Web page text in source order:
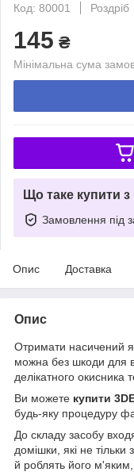
Код: 80001
Роздріб
145 ₴
Мінімальна сума
Що таке купити
Замовлення під
Опис Доставка
Опис
Отримати насичений
можна без шкоди для
делікатного окисника
Ви можете купити
будь-яку процедуру
До складу засобу
домішки, які не
й роблять його